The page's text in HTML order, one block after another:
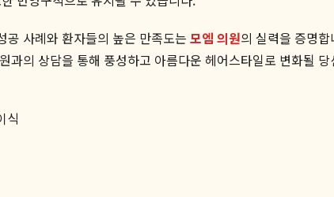
공 사례와 환자들의 높은 만족도는 모엠 의원의 실력을 증명합
의 상담을 통해 풍성하고 아름다운 헤어스타일로 변화될
식